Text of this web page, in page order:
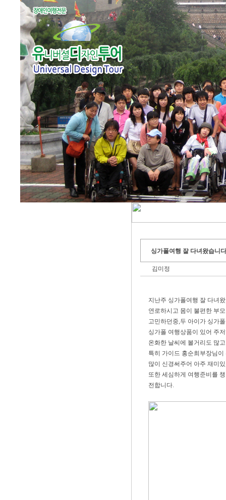
싱가폴여행 잘 다녀왔습니
김미정
지난주 싱가폴여행 잘 다녀
연로하시고 몸이 불편한 부
고민하던중,두 아이가 싱가
싱가폴 여행상품이 있어 주
온화한 날씨에 볼거리도 많
특히 가이드 홍순희부장님
많이 신경써주어 아주 재미
또한 세심하게 여행준비를
전합니다.